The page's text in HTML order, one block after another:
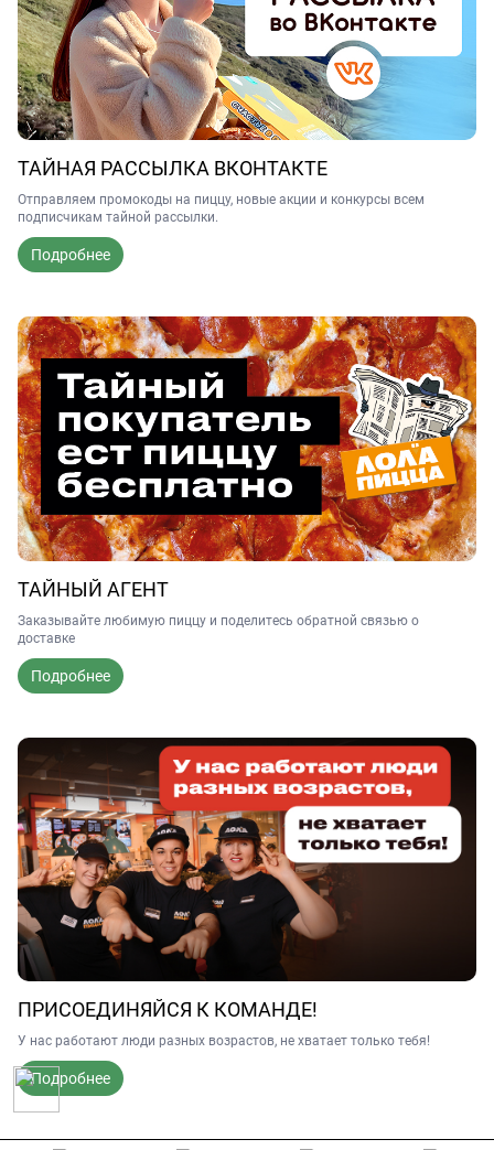
ТАЙНАЯ РАССЫЛКА ВКОНТАКТЕ
Отправляем промокоды на пиццу, новые акции и конкурсы всем
подписчикам тайной рассылки.
Подробнее
ТАЙНЫЙ АГЕНТ
Заказывайте любимую пиццу и поделитесь обратной связью о
доставке
Подробнее
ПРИСОЕДИНЯЙСЯ К КОМАНДЕ!
У нас работают люди разных возрастов, не хватает только тебя!
Подробнее